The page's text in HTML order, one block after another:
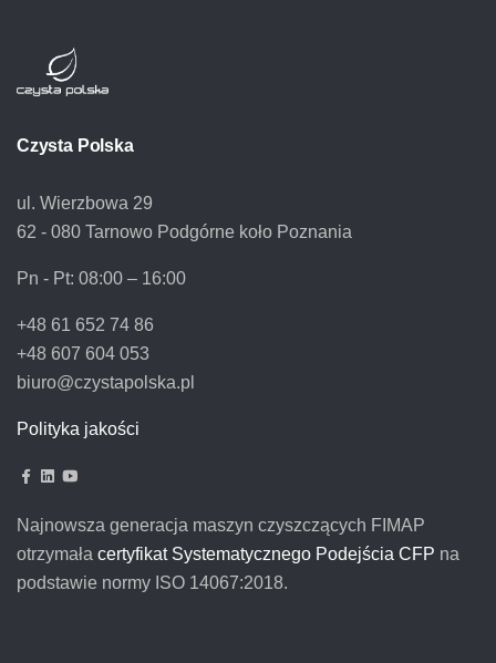
Czysta Polska
ul. Wierzbowa 29
62 - 080 Tarnowo Podgórne koło Poznania
Pn - Pt: 08:00 – 16:00
+48 61 652 74 86
+48 607 604 053
biuro@czystapolska.pl
Polityka jakości
Najnowsza generacja maszyn czyszczących FIMAP
otrzymała certyfikat Systematycznego Podejścia CFP na
podstawie normy ISO 14067:2018.